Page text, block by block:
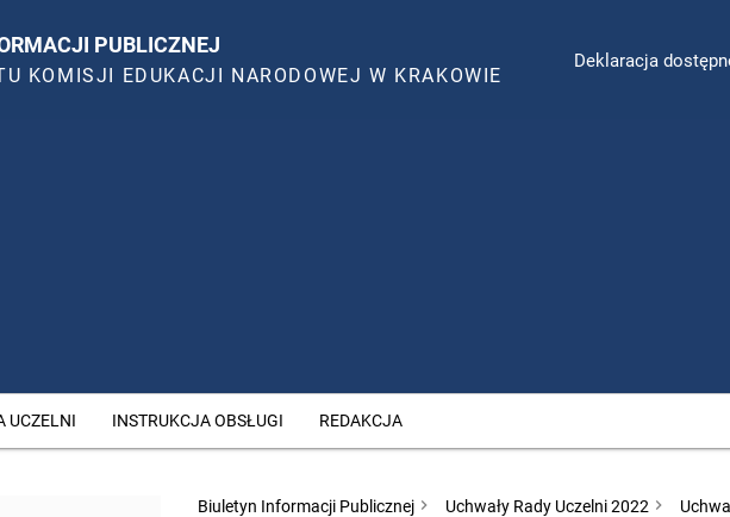
PUBLICZNEJ
KOMISJI EDUKACJI NARODOWEJ W KRAKOWIE
Deklaracja
UCZELNI INSTRUKCJA OBSŁUGI REDAKCJA
Biuletyn Informacji Publicznej Uchwały Rady Uczelni 2022